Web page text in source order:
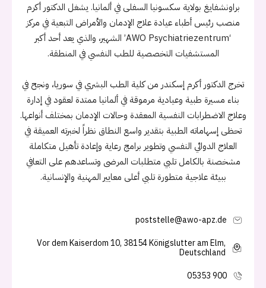
براونشفايغ بولاية سكسونيا السفلى في ألمانيا. يشغل الدكتور أكرم
منصب رئيس أطباء عيادة علاج الإدمان والأمراض التبعية في مركز
‘AWO Psychiatriezentrum’ الشهير، والذي يعد أحد أكبر
المستشفيات التخصصية للطب النفسي في المنطقة.
تخرج الدكتور أكرم إسكندر من كلية الطب البشري في سوريا، ونجح في
بناء مسيرة طبية وعيادية مرموقة في ألمانيا ممتدة لعقود في إدارة
وعلاج الاضطرابات النفسية المعقدة وحالات الإدمان بمختلف أنواعها.
تحظى إسهاماته الطبية بتقدير واسع النطاق نظراً لخبرته العميقة في
العلاج الدوائي النفسي وتطوير برامج رعاية وإعادة تأهيل متكاملة
مشخصنة بالكامل تلبي متطلبات المرضى وتساعدهم على التعافي
ببيئة علاجية متطورة تلبي أعلى معايير المهنية والإنسانية.
poststelle@awo-apz.de
Vor dem Kaiserdom 10, 38154 Königslutter am Elm,
Deutschland
05353 900